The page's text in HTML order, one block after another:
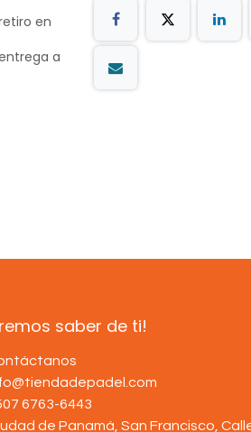
en
a
saber de ti!
6763-6443
de Panamá, San Francisco,